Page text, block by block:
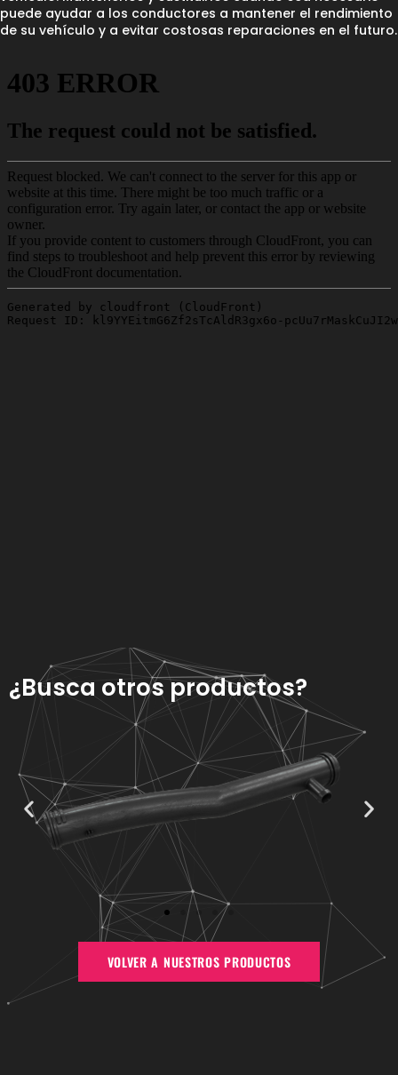
puede ayudar a los conductores a mantener el rendimiento
de su vehículo y a evitar costosas reparaciones en el futuro.
¿Busca otros productos?
VOLVER A NUESTROS PRODUCTOS